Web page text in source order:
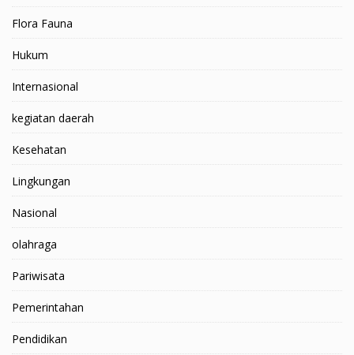
Flora Fauna
Hukum
Internasional
kegiatan daerah
Kesehatan
Lingkungan
Nasional
olahraga
Pariwisata
Pemerintahan
Pendidikan